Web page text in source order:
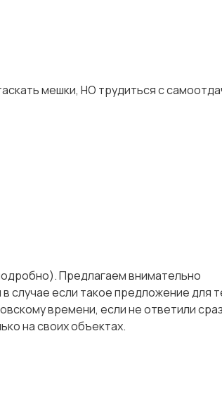
мешки, НО трудиться с
Предлагаем внимательно
случае если такое предложение для
времени, если не ответили
на своих объектах.